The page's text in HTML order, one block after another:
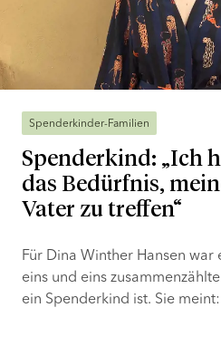
Spenderkinder-Familien
Spenderkind: „Ich
das Bedürfnis,
Vater zu treffen“
Für Dina Winther Hansen war
eins und eins
ein Spenderkind ist. Sie